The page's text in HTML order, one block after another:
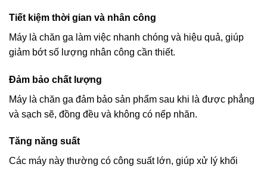
Tiết kiệm thời gian và nhân công
Máy là chăn ga làm việc nhanh chóng và hiệu quả, giúp
giảm bớt số lượng nhân công cần thiết.
Đảm bảo chất lượng
Máy là chăn ga đảm bảo sản phẩm sau khi là được phẳng
và sạch sẽ, đồng đều và không có nếp nhăn.
Tăng năng suất
Các máy này thường có công suất lớn, giúp xử lý khối